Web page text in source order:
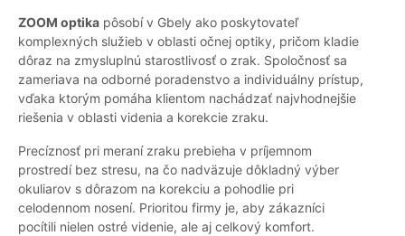
ZOOM optika pôsobí v Gbely ako poskytovateľ
komplexných služieb v oblasti očnej optiky, pričom kladie
dôraz na zmysluplnú starostlivosť o zrak. Spoločnosť sa
zameriava na odborné poradenstvo a individuálny prístup,
vďaka ktorým pomáha klientom nachádzať najvhodnejšie
riešenia v oblasti videnia a korekcie zraku.
Precíznosť pri meraní zraku prebieha v príjemnom
prostredí bez stresu, na čo nadväzuje dôkladný výber
okuliarov s dôrazom na korekciu a pohodlie pri
celodennom nosení. Prioritou firmy je, aby zákazníci
pocítili nielen ostré videnie, ale aj celkový komfort.